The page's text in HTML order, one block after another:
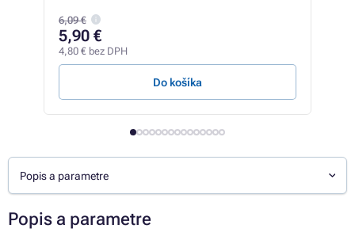
6,09 €
5,90 €
4,80 € bez DPH
Do košíka
Popis a parametre
Popis a parametre